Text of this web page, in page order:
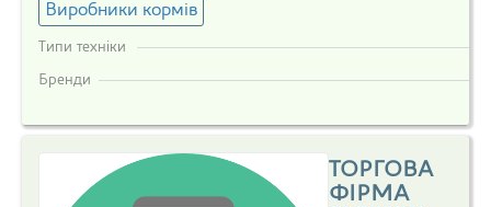
Виробники кормів
Типи техніки
Бренди
ТОРГОВА
ФІРМА